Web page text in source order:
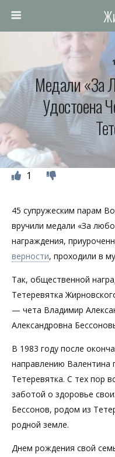
Медали «За
Удостоена
1
45 супружеским парам
вручили медали «За
награждения,
верности, проходили в
Так, общественной
Тетеревятка
— чета Владимир
Александровна
В 1983 году после
направлению Валентина
Тетеревятка. С тех пор
заботой о здоровье
Бессонов, родом из
родной земле.
Днем рождения свой